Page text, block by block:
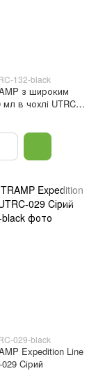
132-black
з широким
в чохлі UTRC-
029-black
Expedition Line
Cірий